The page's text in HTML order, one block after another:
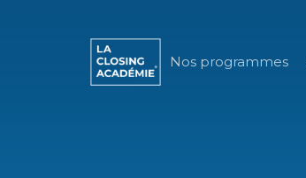
Nos programmes